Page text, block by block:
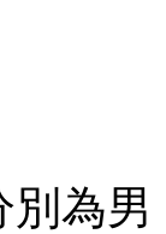
別為男